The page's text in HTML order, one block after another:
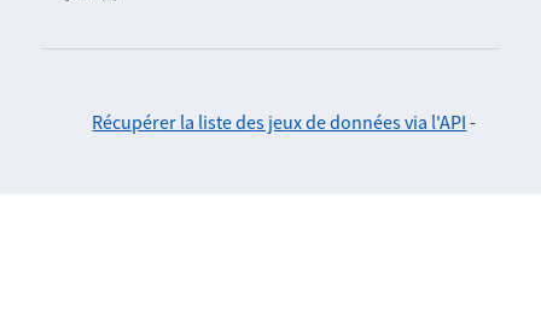
Récupérer la liste des jeux de données via l'API -